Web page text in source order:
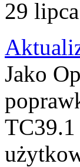
29
Jako